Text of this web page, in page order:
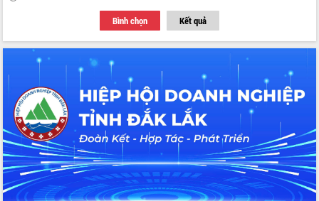
với Tập đoàn Bưu chính Viễn thông
Thứ trưởng Bộ Y tế làm việc với tỉnh
Đắk Lắk về phát triển nhân lực y tế
cho trạm y tế cấp xã
Du lịch Đắk Lắk nâng tầm trải nghiệm
du khách thông qua Hệ thống cơ sở dữ
liệu và Bản đồ số
Tập huấn ứng dụng trí tuệ nhân tạo (AI)
trong thương mại điện tử năm 2026
Đoàn đại biểu Quốc hội tỉnh Đắk Lắk
trao đổi thông tin trước Kỳ họp thứ
nhất, Quốc hội khóa XVI
Bình chọn Kết quả